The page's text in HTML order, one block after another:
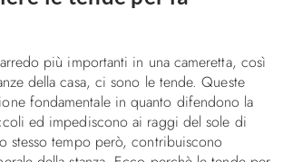
più importanti in una cameretta, così
della casa, ci sono le tende. Queste
fondamentale in quanto difendono la
ed impediscono ai raggi del sole di
stesso tempo però, contribuiscono